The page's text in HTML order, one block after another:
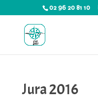
02 96 20 81 10
Jura 2016